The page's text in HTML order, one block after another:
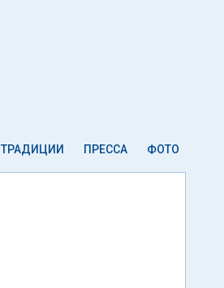
ТРАДИЦИИ ПРЕССА ФОТО